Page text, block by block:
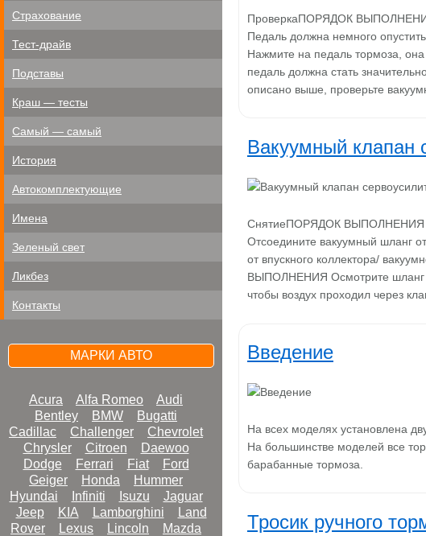
Страхование
Тест-драйв
Подставы
Краш — тесты
Самый — самый
История
Автокомплектующие
Имена
Зеленый свет
Ликбез
Контакты
МАРКИ АВТО
Acura Alfa Romeo
Audi
Bentley
BMW
Bugatti
Cadillac
Challenger
Chevrolet
Chrysler
Citroen
Daewoo
Dodge
Ferrari Fiat
Ford
Geiger
Honda
Hummer
Hyundai
Infiniti Isuzu
Jaguar
Jeep
KIA Lamborghini
Land
Rover
Lexus Lincoln
Mazda
ПроверкаПОРЯДОК ВЫПОЛНЕНИЯ
Педаль должна немного
Нажмите на педаль тормоза,
педаль должна стать
описано выше, проверьте
Вакуумный клапан
СнятиеПОРЯДОК ВЫПОЛНЕНИЯ 1.
Отсоедините вакуумный шланг
от впускного коллектора/
ВЫПОЛНЕНИЯ Осмотрите шланг
чтобы воздух проходил через
Введение
На всех моделях установлена
На большинстве моделей все
барабанные тормоза.
Тросик ручного